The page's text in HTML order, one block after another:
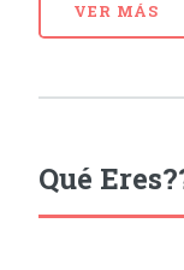
VER MÁS
Qué